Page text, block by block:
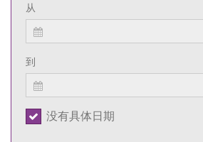
从
到
没有具体日期